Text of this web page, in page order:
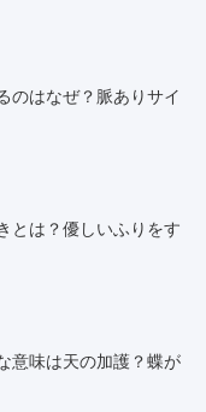
のはなぜ？脈ありサイ
とは？優しいふりをす
意味は天の加護？蝶が